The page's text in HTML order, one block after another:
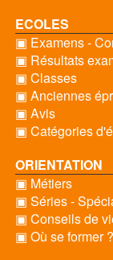
ECOLES
▣ Examens -
▣ Résultats
▣ Classes
▣ Anciennes
▣ Avis
▣ Catégories
ORIENTATION
▣ Métiers
▣ Séries -
▣ Conseils de
▣ Où se former ?